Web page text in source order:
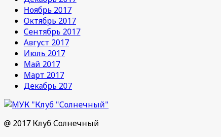
Ноябрь 2017
Октябрь 2017
Сентябрь 2017
Август 2017
Июль 2017
Май 2017
Март 2017
Декабрь 207
@ 2017 Клуб Солнечный